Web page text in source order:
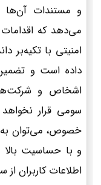
و مستندات آن‌ها
می‌دهد که
امنیتی با تکیه‌بر
داده است و
اشخاص و
سومی قرار
خصوص، می‌توان به
و با حساسیت بالا
اطلاعات کاربران